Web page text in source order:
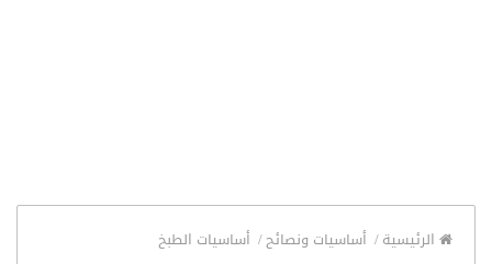
الرئيسية/ أساسيات ونصائح/ أساسيات الطبخ